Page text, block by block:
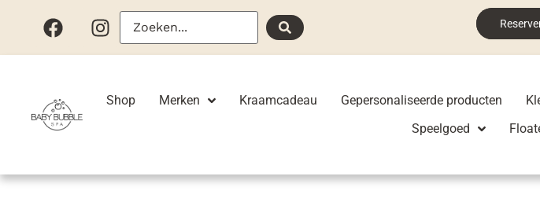
Shop Merken Kraamcadeau Gepersonaliseerde producten
Speelgoed